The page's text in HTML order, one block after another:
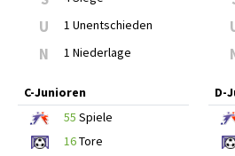
U 1 Unentschieden
N 1 Niederlage
C-Junioren
55 Spiele
16Tore
D-